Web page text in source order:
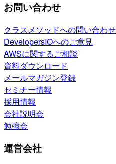
お問い合わせ
クラスメソッドへの問い合わせ
DevelopersIOへのご意見
AWSに関するご相談
資料ダウンロード
メールマガジン登録
セミナー情報
採用情報
会社説明会
勉強会
運営会社